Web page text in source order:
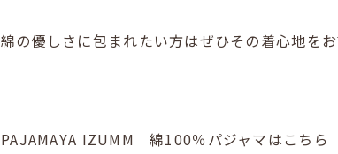
綿の優しさに包まれたい方はぜひその着心地をお
PAJAMAYA IZUMM 綿100％パジャマはこちら